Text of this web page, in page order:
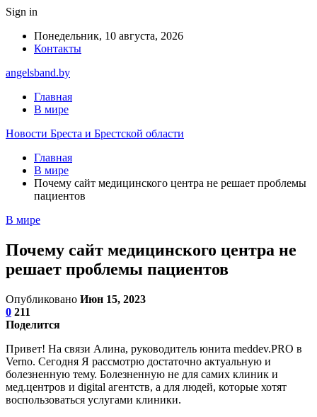
Sign in
Понедельник, 10 августа, 2026
Контакты
angelsband.by
Главная
В мире
Новости Бреста и Брестской области
Главная
В мире
Почему сайт медицинского центра не решает проблемы
пациентов
В мире
Почему сайт медицинского центра не
решает проблемы пациентов
Опубликовано Июн 15, 2023
0 211
Поделится
Привет! На связи Алина, руководитель юнита meddev.PRO в
Verno. Сегодня Я рассмотрю достаточно актуальную и
болезненную тему. Болезненную не для самих клиник и
мед.центров и digital агентств, а для людей, которые хотят
воспользоваться услугами клиники.